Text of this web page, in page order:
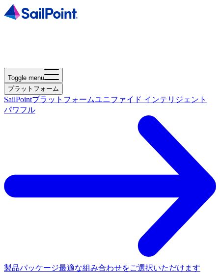
Toggle menu
プラットフォーム
SailPointプラットフォームユニファイド インテリジェント
パワフル
製品パッケージ最適な組み合わせをご選択いただけます